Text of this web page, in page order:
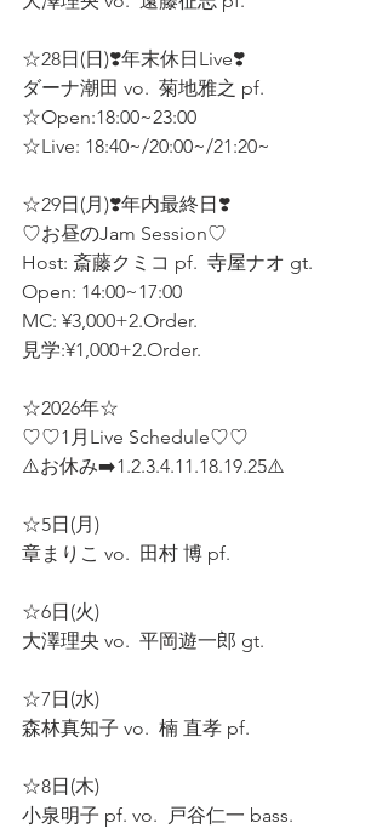
☆28日(日)❣️年末休日Live❣️
ダーナ潮田 vo.  菊地雅之 pf.
☆Open:18:00~23:00
☆Live: 18:40~/20:00~/21:20~
☆29日(月)❣️年内最終日❣️
♡お昼のJam Session♡
Host: 斎藤クミコ pf.  寺屋ナオ gt.
Open: 14:00~17:00
MC: ¥3,000+2.Order.
見学:¥1,000+2.Order.
☆2026年☆
♡♡1月Live Schedule♡♡
⚠️お休み➡️1.2.3.4.11.18.19.25⚠️
☆5日(月)
章まりこ vo.  田村 博 pf.
☆6日(火)
大澤理央 vo.  平岡遊一郎 gt.
☆7日(水)
森林真知子 vo.  楠 直孝 pf.
☆8日(木)
小泉明子 pf. vo.  戸谷仁一 bass.